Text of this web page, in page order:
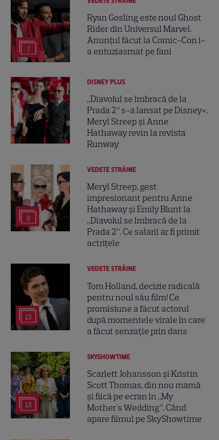
7
Ryan Gosling este noul Ghost
Rider din Universul Marvel.
Anunțul făcut la Comic-Con i-
a entuziasmat pe fani
DISNEY PLUS
„Diavolul se îmbracă de la
Prada 2” s-a lansat pe Disney+.
Meryl Streep și Anne
Hathaway revin la revista
Runway
9
VEDETE STRĂINE
Meryl Streep, gest
impresionant pentru Anne
Hathaway și Emily Blunt la
„Diavolul se îmbracă de la
Prada 2”. Ce salarii ar fi primit
actrițele
13
VEDETE STRĂINE
Tom Holland, decizie radicală
pentru noul său film! Ce
promisiune a făcut actorul
după momentele virale în care
a făcut senzație prin dans
13
SKYSHOWTIME
Scarlett Johansson și Kristin
Scott Thomas, din nou mamă
și fiică pe ecran în „My
Mother's Wedding”. Când
apare filmul pe SkyShowtime